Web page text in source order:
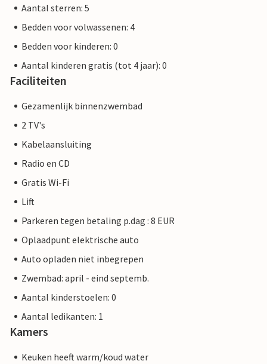
Aantal sterren: 5
Bedden voor volwassenen: 4
Bedden voor kinderen: 0
Aantal kinderen gratis (tot 4 jaar): 0
Faciliteiten
Gezamenlijk binnenzwembad
2 TV's
Kabelaansluiting
Radio en CD
Gratis Wi-Fi
Lift
Parkeren tegen betaling p.dag : 8 EUR
Oplaadpunt elektrische auto
Auto opladen niet inbegrepen
Zwembad: april - eind septemb.
Aantal kinderstoelen: 0
Aantal ledikanten: 1
Kamers
Keuken heeft warm/koud water